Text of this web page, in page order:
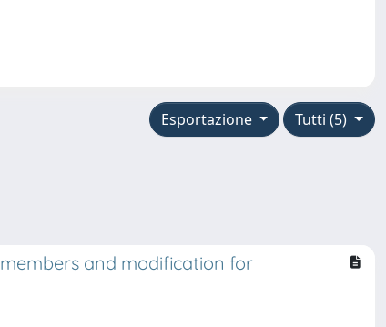
Tutti (5)
Esportazione
and modification for